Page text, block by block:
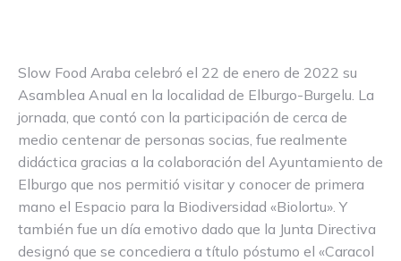
Slow Food Araba celebró el 22 de enero de 2022 su
Asamblea Anual en la localidad de Elburgo-Burgelu. La
jornada, que contó con la participación de cerca de
medio centenar de personas socias, fue realmente
didáctica gracias a la colaboración del Ayuntamiento de
Elburgo que nos permitió visitar y conocer de primera
mano el Espacio para la Biodiversidad «Biolortu». Y
también fue un día emotivo dado que la Junta Directiva
designó que se concediera a título póstumo el «Caracol